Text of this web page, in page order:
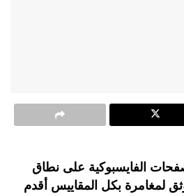
الفايسبوكية على نطاق
لمغامرة بكل المقاييس أقدم